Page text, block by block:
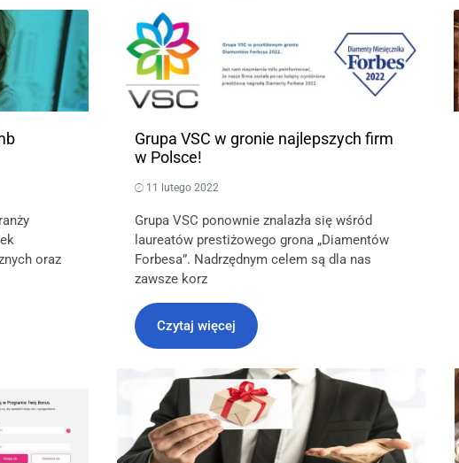
oraz
Grupa VSC w gronie najlepszych firm
w Polsce!
11 lutego 2022
Grupa VSC ponownie znalazła się wśród
laureatów prestiżowego grona „Diamentów
Forbesa”. Nadrzędnym celem są dla nas
zawsze korz
Czytaj więcej